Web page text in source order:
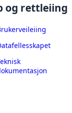
og rettleiing